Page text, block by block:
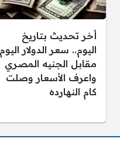
أخر تحديث بتاريخ
اليوم.. سعر الدولار اليوم
مقابل الجنيه المصري
واعرف الأسعار وصلت
كام النهارده